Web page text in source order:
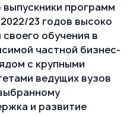
программ
23 годов высоко
обучения в
частной бизнес-
с крупными
ведущих вузов
и развитие